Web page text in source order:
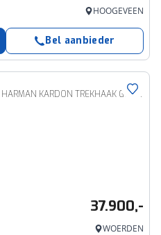
HOOGEVEEN
Bel aanbieder
RECHARGE ULTIMATE SCHUIFDAK HARMAN KARDON TREKHAAK GETINT GLAS
37.900,-
WOERDEN